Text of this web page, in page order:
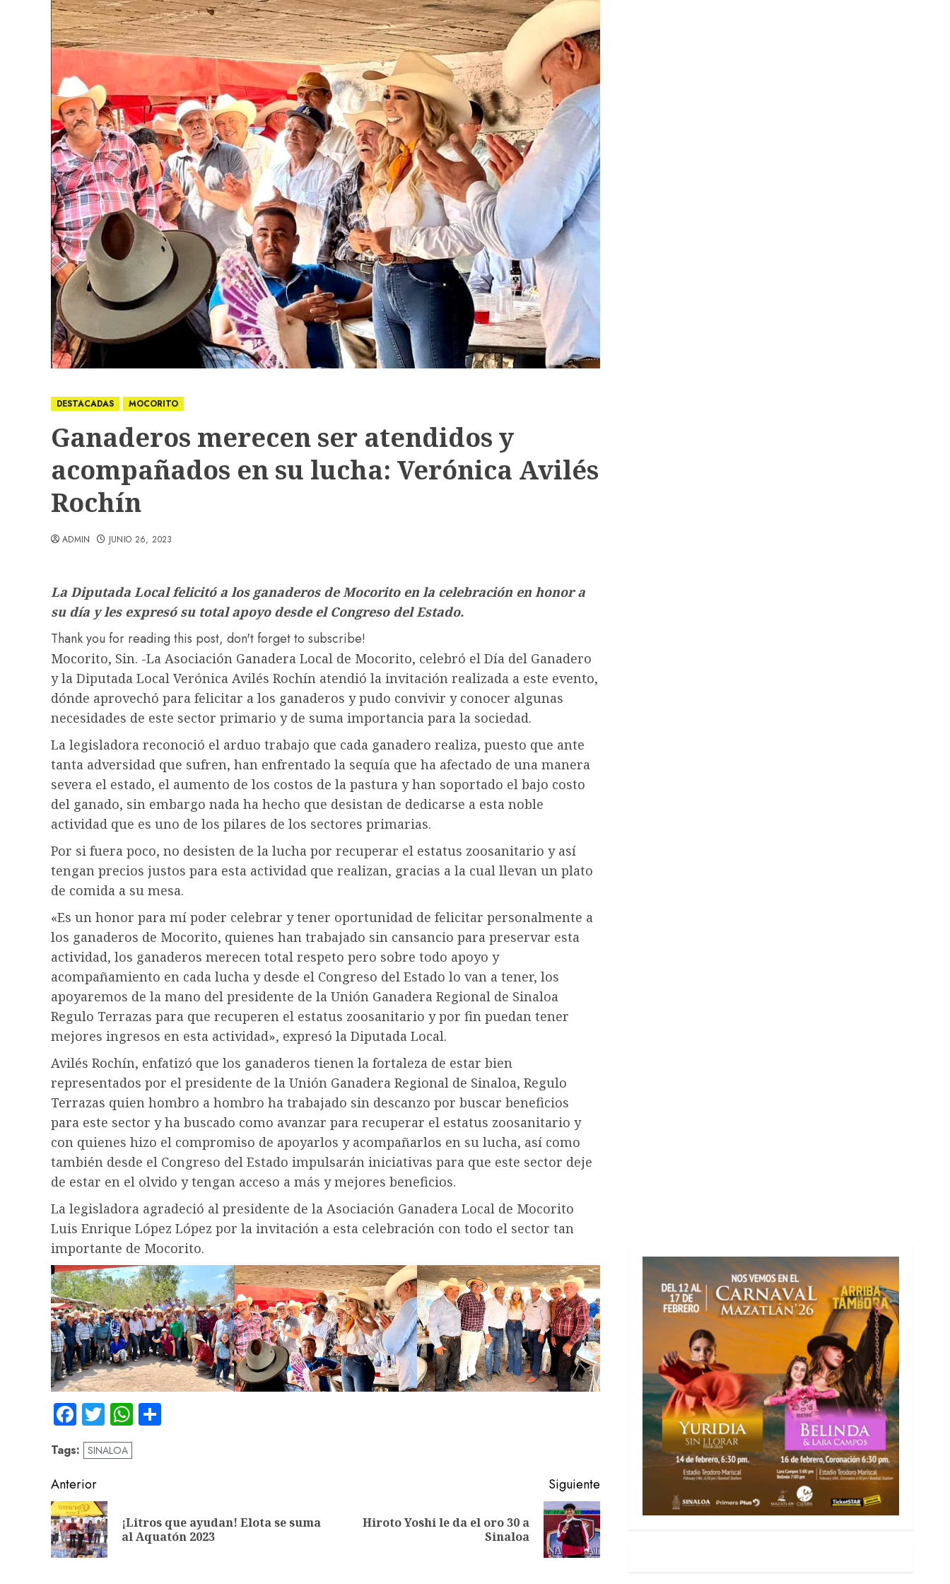
DESTACADAS MOCORITO
Ganaderos merecen ser atendidos y
acompañados en su lucha: Verónica Avilés
Rochín
ADMIN JUNIO 26, 2023
La Diputada Local felicitó a los ganaderos de Mocorito en la celebración en honor a
su día y les expresó su total apoyo desde el Congreso del Estado.
Thank you for reading this post, don't forget to subscribe!
Mocorito, Sin. -La Asociación Ganadera Local de Mocorito, celebró el Día del Ganadero
y la Diputada Local Verónica Avilés Rochín atendió la invitación realizada a este evento,
dónde aprovechó para felicitar a los ganaderos y pudo convivir y conocer algunas
necesidades de este sector primario y de suma importancia para la sociedad.
La legisladora reconoció el arduo trabajo que cada ganadero realiza, puesto que ante
tanta adversidad que sufren, han enfrentado la sequía que ha afectado de una manera
severa el estado, el aumento de los costos de la pastura y han soportado el bajo costo
del ganado, sin embargo nada ha hecho que desistan de dedicarse a esta noble
actividad que es uno de los pilares de los sectores primarias.
Por si fuera poco, no desisten de la lucha por recuperar el estatus zoosanitario y así
tengan precios justos para esta actividad que realizan, gracias a la cual llevan un plato
de comida a su mesa.
«Es un honor para mí poder celebrar y tener oportunidad de felicitar personalmente a
los ganaderos de Mocorito, quienes han trabajado sin cansancio para preservar esta
actividad, los ganaderos merecen total respeto pero sobre todo apoyo y
acompañamiento en cada lucha y desde el Congreso del Estado lo van a tener, los
apoyaremos de la mano del presidente de la Unión Ganadera Regional de Sinaloa
Regulo Terrazas para que recuperen el estatus zoosanitario y por fin puedan tener
mejores ingresos en esta actividad», expresó la Diputada Local.
Avilés Rochín, enfatizó que los ganaderos tienen la fortaleza de estar bien
representados por el presidente de la Unión Ganadera Regional de Sinaloa, Regulo
Terrazas quien hombro a hombro ha trabajado sin descanzo por buscar beneficios
para este sector y ha buscado como avanzar para recuperar el estatus zoosanitario y
con quienes hizo el compromiso de apoyarlos y acompañarlos en su lucha, así como
también desde el Congreso del Estado impulsarán iniciativas para que este sector deje
de estar en el olvido y tengan acceso a más y mejores beneficios.
La legisladora agradeció al presidente de la Asociación Ganadera Local de Mocorito
Luis Enrique López López por la invitación a esta celebración con todo el sector tan
importante de Mocorito.
Facebook
TwitterWhatsApp
Tags: SINALOA
Navegación
de
entradas
Anterior
Entrada
¡Litros que ayudan! Elota se suma
al Aquatón 2023
Siguiente
SiguienteHiroto Yoshi le da el oro 30 a
Sinaloa